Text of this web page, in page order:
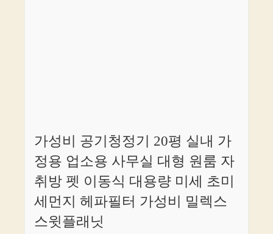
가성비 공기청정기 20평 실내 가
정용 업소용 사무실 대형 원룸 자
취방 펫 이동식 대용량 미세 초미
세먼지 헤파필터 가성비 밀렉스
스윗플래닛